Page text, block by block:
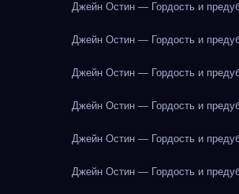
Джейн Остин — Гордость и
Джейн Остин — Гордость и
Джейн Остин — Гордость и
Джейн Остин — Гордость и
Джейн Остин — Гордость и
Джейн Остин — Гордость и